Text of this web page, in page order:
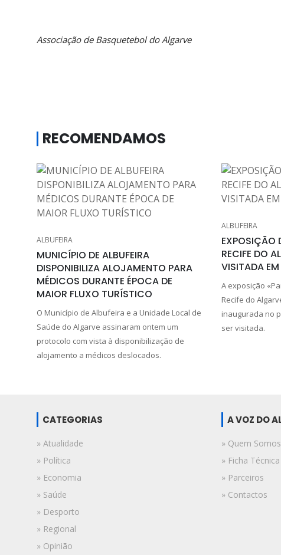
Associação de Basquetebol do Algarve
RECOMENDAMOS
ALBUFEIRA
MUNICÍPIO DE ALBUFEIRA
DISPONIBILIZA ALOJAMENTO PARA
MÉDICOS DURANTE ÉPOCA DE
MAIOR FLUXO TURÍSTICO
O Município de Albufeira e a Unidade Local de
Saúde do Algarve assinaram ontem um
protocolo com vista à disponibilização de
alojamento a médicos deslocados.
ALBUFEIRA
EXPOSIÇÃO
RECIFE DO
VISITADA EM
A exposição
Recife do
inaugurada no
ser visitada.
CATEGORIAS
» Atualidade
» Política
» Economia
» Saúde
» Desporto
» Regional
» Opinião
A VOZ DO
» Quem Somos
» Ficha Técnica
» Parceiros
» Contactos